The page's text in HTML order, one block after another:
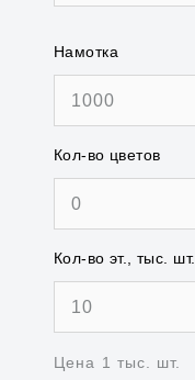
Намотка
Кол-во цветов
Кол-во эт., тыс. шт.
Цена 1 тыс. шт.